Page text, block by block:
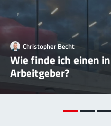
Christopher Becht
Wie finde ich einen
Arbeitgeber?